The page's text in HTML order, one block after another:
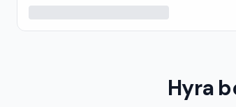
Hyra